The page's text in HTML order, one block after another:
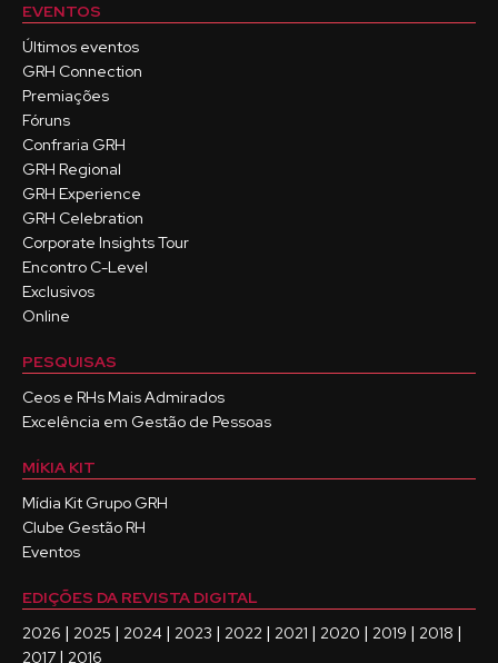
EVENTOS
Últimos eventos
GRH Connection
Premiações
Fóruns
Confraria GRH
GRH Regional
GRH Experience
GRH Celebration
Corporate Insights Tour
Encontro C-Level
Exclusivos
Online
PESQUISAS
Ceos e RHs Mais Admirados
Excelência em Gestão de Pessoas
MÍKIA KIT
Mídia Kit Grupo GRH
Clube Gestão RH
Eventos
EDIÇÕES DA REVISTA DIGITAL
2026 | 2025 | 2024 | 2023 | 2022 | 2021 | 2020 | 2019 | 2018 |
2017 | 2016